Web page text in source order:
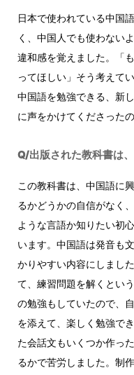
日本で使われている中国
く、中国人でも使わない
違和感を覚えました。「
ってほしい」そう考えて
中国語を勉強できる、新
に声をかけてくださったの
Q/出版された教科書は
この教科書は、中国語に
るかどうかの自信がなく
ような言語か知りたい初
います。中国語は発音も
かりやすい内容にしまし
て、練習問題を解くとい
の勉強もしていたので、
を添えて、楽しく勉強で
た会話文もいくつか作っ
るかで苦労しました。制